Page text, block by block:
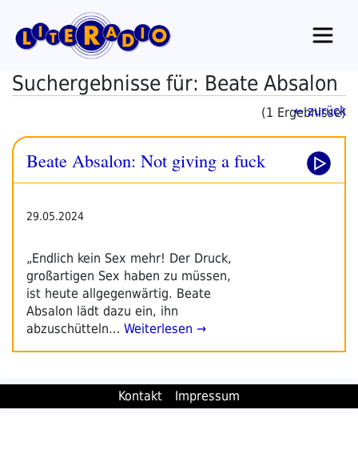
Inhalt
springen
Suchergebnisse für: Beate Absalon
(1 Ergebnisse)
← zurück
Beate Absalon: Not giving a fuck
29.05.2024
„Endlich kein Sex mehr! Der Druck,
großartigen Sex haben zu müssen,
ist heute allgegenwärtig. Beate
Absalon lädt dazu ein, ihn
abzuschütteln… Weiterlesen →
Kontakt Impressum